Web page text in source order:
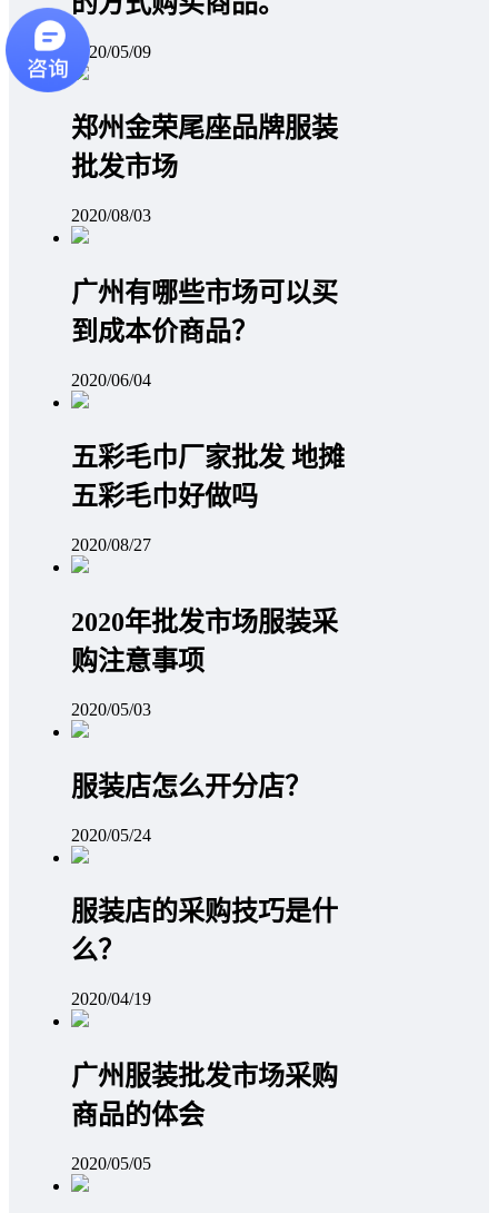
2020/05/09
郑州金荣尾座品牌服装
批发市场
2020/08/03
广州有哪些市场可以买
到成本价商品？
2020/06/04
五彩毛巾厂家批发 地摊
五彩毛巾好做吗
2020/08/27
2020年批发市场服装采
购注意事项
2020/05/03
服装店怎么开分店？
2020/05/24
服装店的采购技巧是什
么？
2020/04/19
广州服装批发市场采购
商品的体会
2020/05/05